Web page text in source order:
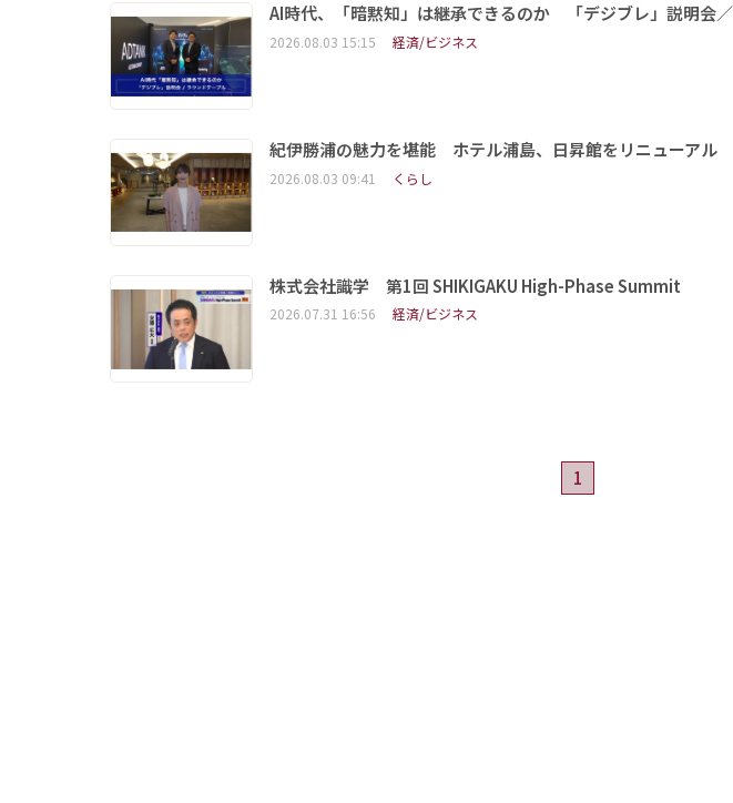
AI時代、「暗黙知」は継承できるのか 「デジブレ」説明会
2026.08.03 15:15 経済/ビジネス
紀伊勝浦の魅力を堪能 ホテル浦島、日昇館をリニューアル
2026.08.03 09:41 くらし
株式会社識学 第1回 SHIKIGAKU High-Phase Summit
2026.07.31 16:56 経済/ビジネス
1